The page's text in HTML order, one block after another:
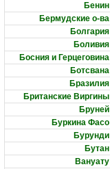
Бенин
Бермудские о-ва
Болгария
Боливия
Босния и Герцеговина
Ботсвана
Бразилия
Британские Виргины
Бруней
Буркина Фасо
Бурунди
Бутан
Вануату